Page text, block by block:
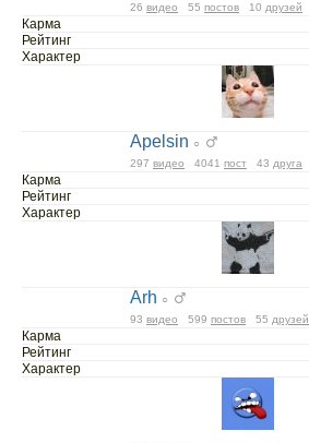
26 видео 55 постов 10 друзей
Карма
Рейтинг
Характер
Apelsin ○
297 видео 4041 пост 43 друга
Карма
Рейтинг
Характер
Arh ○
93 видео 599 постов 55 друзей
Карма
Рейтинг
Характер